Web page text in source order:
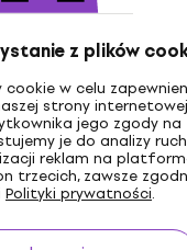
z plików
cookie w celu
strony
jego zgody
je do analizy
reklam na
trzecich, zawsze
Polityki prywatności.